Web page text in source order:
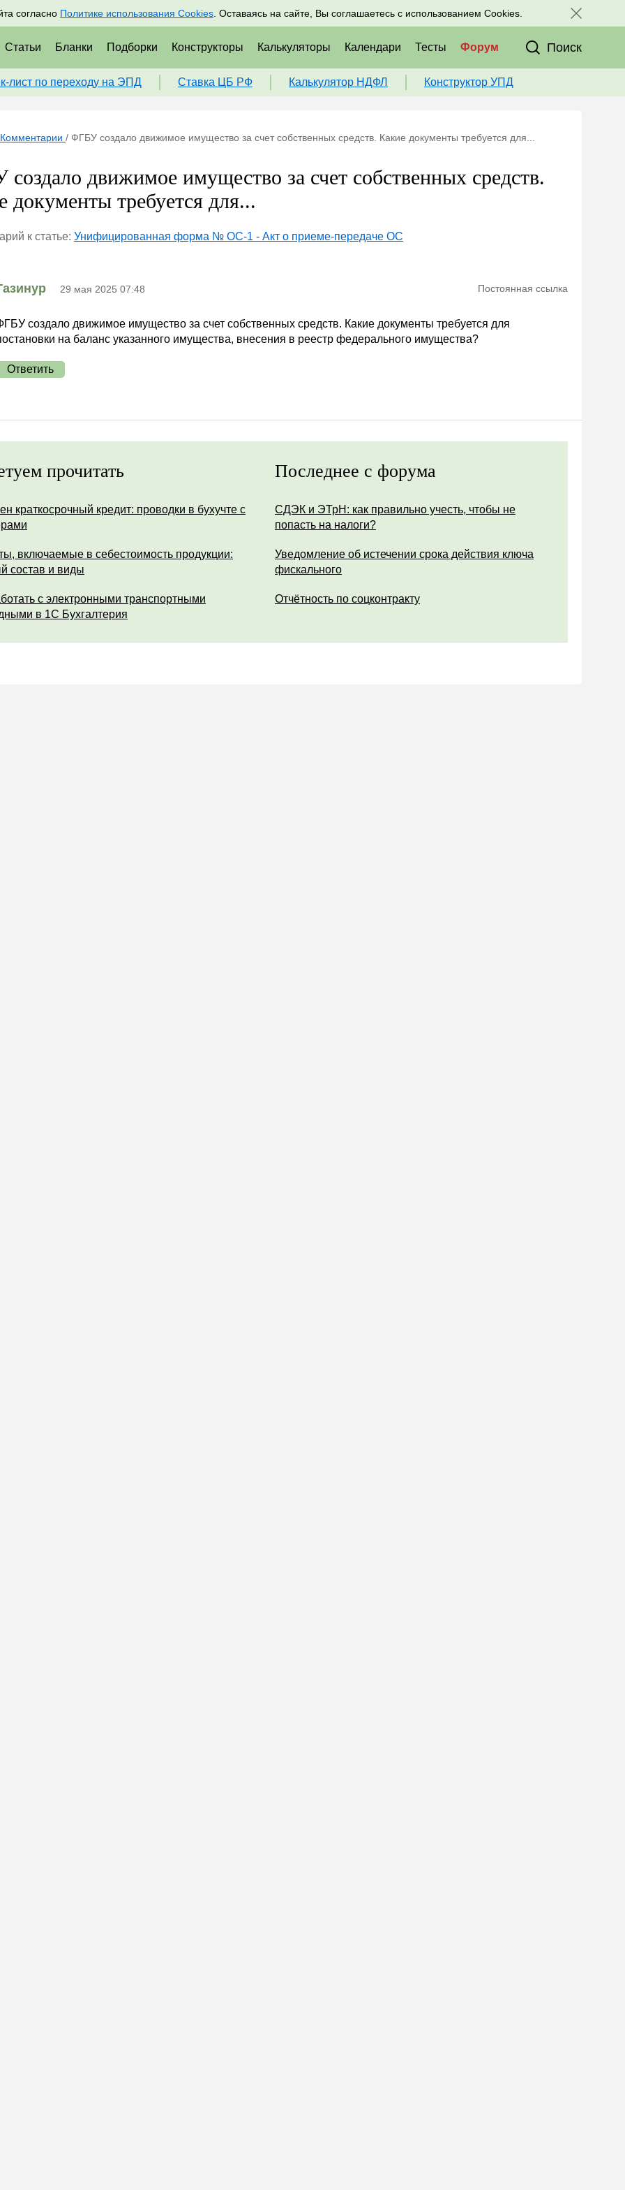
согласно Политике использования Cookies . Оставаясь на сайте, Вы соглашаетесь с использованием Cookies.
Подписаться Присоединяйтесь к нам в соц. сетях:
Статьи Бланки Подборки Конструкторы Калькуляторы Календари Тесты Форум Поиск
лист по переходу на ЭПД Ставка ЦБ РФ Калькулятор НДФЛ Конструктор УПД
Комментарии / ФГБУ создало движимое имущество за счет собственных средств. Какие документы требуется для...
движимое имущество за счет собственных средств.
документы требуется для...
к статье: Унифицированная форма № ОС-1 - Акт о приеме-передаче ОС
29 мая 2025 07:48 Постоянная ссылка
создало движимое имущество за счет собственных средств. Какие документы требуется для
на баланс указанного имущества, внесения в реестр федерального имущества?
Ответить
прочитать
краткосрочный кредит: проводки в бухучте с
включаемые в себестоимость продукции:
состав и виды
с электронными транспортными
в 1С Бухгалтерия
Последнее с форума
СДЭК и ЭТрН: как правильно учесть, чтобы не
попасть на налоги?
Уведомление об истечении срока действия ключа
фискального
Отчётность по соцконтракту